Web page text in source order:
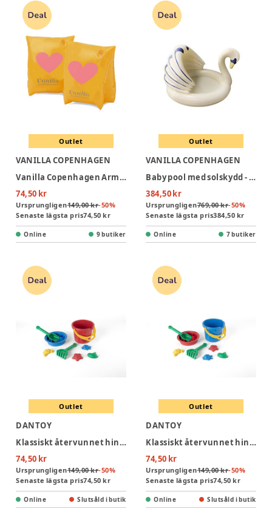
Outlet
VANILLA COPENHAGEN
Vanilla Copenhagen Armpuffar - Neon Hearts
74,50 kr
Ursprungligen149,00 kr-50%
Senaste lägsta pris74,50 kr
Online 9 butiker
Outlet
VANILLA COPENHAGEN
Baby pool med solskydd - Swan
384,50 kr
Ursprungligen769,00 kr-50%
Senaste lägsta pris384,50 kr
Online 7 butiker
Outlet
DANTOY
Klassiskt återvunnet hinkset rött i nät
74,50 kr
Ursprungligen149,00 kr-50%
Senaste lägsta pris74,50 kr
Online Slutsåld i butik
Outlet
DANTOY
Klassiskt återvunnet hinkset blått i nät
74,50 kr
Ursprungligen149,00 kr-50%
Senaste lägsta pris74,50 kr
Online Slutsåld i butik